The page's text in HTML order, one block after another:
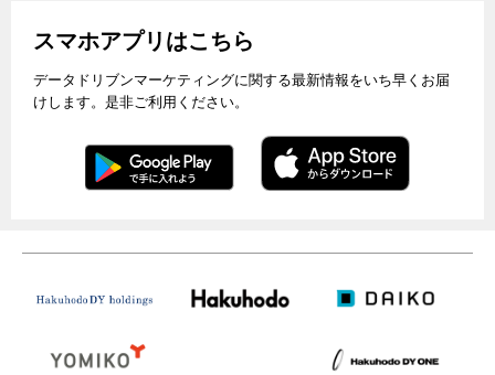
スマホアプリはこちら
データドリブンマーケティングに関する最新情報をいち早くお届
けします。是非ご利用ください。